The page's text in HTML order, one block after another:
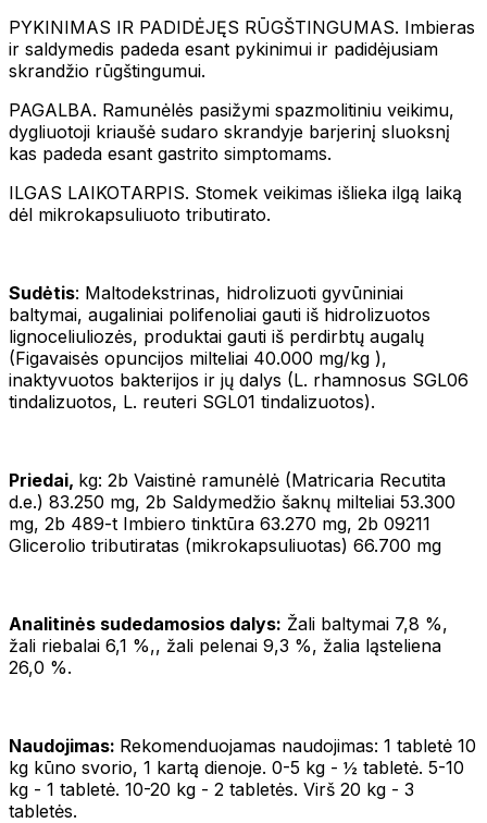
PYKINIMAS IR PADIDĖJĘS RŪGŠTINGUMAS. Imbieras
ir saldymedis padeda esant pykinimui ir padidėjusiam
skrandžio rūgštingumui.
PAGALBA. Ramunėlės pasižymi spazmolitiniu veikimu,
dygliuotoji kriaušė sudaro skrandyje barjerinį sluoksnį
kas padeda esant gastrito simptomams.
ILGAS LAIKOTARPIS. Stomek veikimas išlieka ilgą laiką
dėl mikrokapsuliuoto tributirato.
Sudėtis: Maltodekstrinas, hidrolizuoti gyvūniniai
baltymai, augaliniai polifenoliai gauti iš hidrolizuotos
lignoceliuliozės, produktai gauti iš perdirbtų augalų
(Figavaisės opuncijos milteliai 40.000 mg/kg ),
inaktyvuotos bakterijos ir jų dalys (L. rhamnosus SGL06
tindalizuotos, L. reuteri SGL01 tindalizuotos).
Priedai, kg: 2b Vaistinė ramunėlė (Matricaria Recutita
d.e.) 83.250 mg, 2b Saldymedžio šaknų milteliai 53.300
mg, 2b 489-t Imbiero tinktūra 63.270 mg, 2b 09211
Glicerolio tributiratas (mikrokapsuliuotas) 66.700 mg
Analitinės sudedamosios dalys: Žali baltymai 7,8 %,
žali riebalai 6,1 %,, žali pelenai 9,3 %, žalia ląsteliena
26,0 %.
Naudojimas: Rekomenduojamas naudojimas: 1 tabletė 10
kg kūno svorio, 1 kartą dienoje. 0-5 kg - ½ tabletė. 5-10
kg - 1 tabletė. 10-20 kg - 2 tabletės. Virš 20 kg - 3
tabletės.